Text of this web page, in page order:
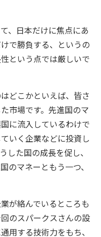
、日本だけに焦点にあ
で勝負する、というの
という点では厳しいで
どこかといえば、皆さ
市場です。先進国のマ
に流入しているわけで
いく企業などに投資し
した国の成長を促し、
のマネーともう一つ、
が絡んでいるところも
のスパークスさんの設
用する技術力をもち、